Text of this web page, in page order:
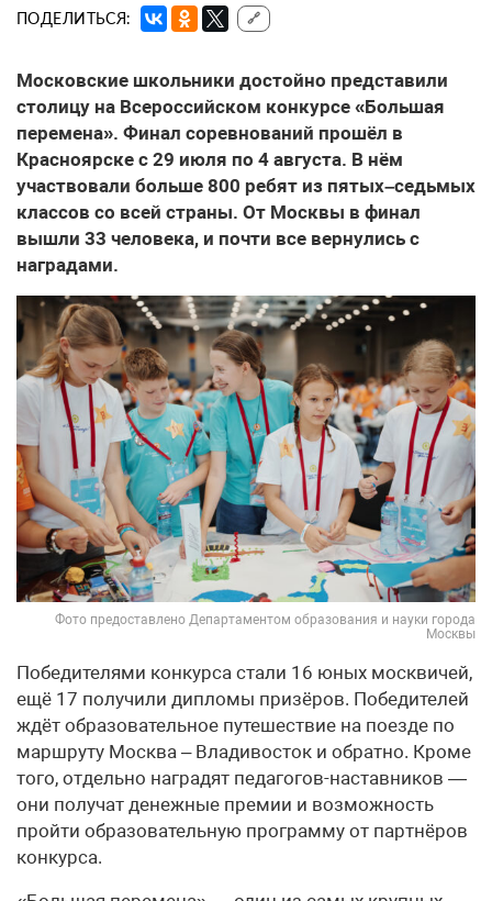
ПОДЕЛИТЬСЯ: 🔗
Московские школьники достойно представили
столицу на Всероссийском конкурсе «Большая
перемена». Финал соревнований прошёл в
Красноярске с 29 июля по 4 августа. В нём
участвовали больше 800 ребят из пятых–седьмых
классов со всей страны. От Москвы в финал
вышли 33 человека, и почти все вернулись с
наградами.
Фото предоставлено Департаментом образования и науки города
Москвы
Победителями конкурса стали 16 юных москвичей,
ещё 17 получили дипломы призёров. Победителей
ждёт образовательное путешествие на поезде по
маршруту Москва – Владивосток и обратно. Кроме
того, отдельно наградят педагогов-наставников —
они получат денежные премии и возможность
пройти образовательную программу от партнёров
конкурса.